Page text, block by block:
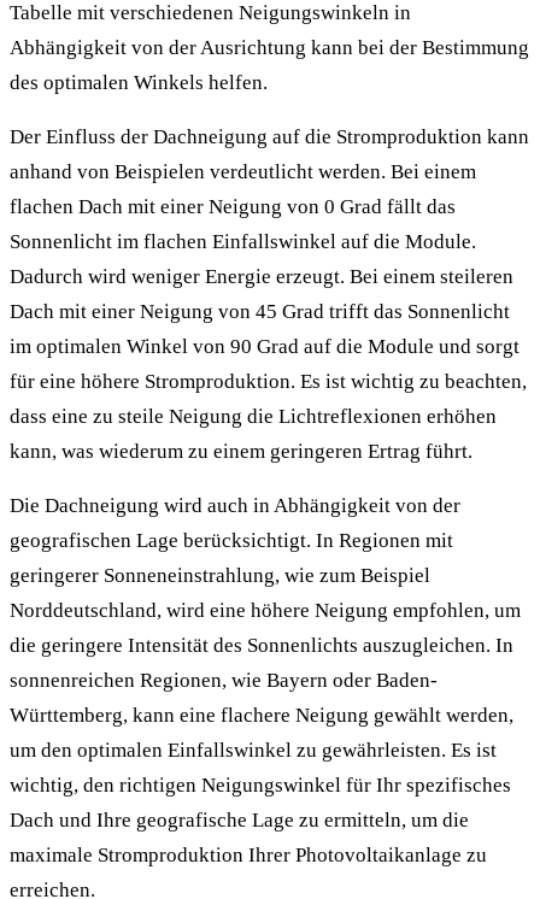
Tabelle mit verschiedenen Neigungswinkeln in
Abhängigkeit von der Ausrichtung kann bei der Bestimmung
des optimalen Winkels helfen.
Der Einfluss der Dachneigung auf die Stromproduktion kann
anhand von Beispielen verdeutlicht werden. Bei einem
flachen Dach mit einer Neigung von 0 Grad fällt das
Sonnenlicht im flachen Einfallswinkel auf die Module.
Dadurch wird weniger Energie erzeugt. Bei einem steileren
Dach mit einer Neigung von 45 Grad trifft das Sonnenlicht
im optimalen Winkel von 90 Grad auf die Module und sorgt
für eine höhere Stromproduktion. Es ist wichtig zu beachten,
dass eine zu steile Neigung die Lichtreflexionen erhöhen
kann, was wiederum zu einem geringeren Ertrag führt.
Die Dachneigung wird auch in Abhängigkeit von der
geografischen Lage berücksichtigt. In Regionen mit
geringerer Sonneneinstrahlung, wie zum Beispiel
Norddeutschland, wird eine höhere Neigung empfohlen, um
die geringere Intensität des Sonnenlichts auszugleichen. In
sonnenreichen Regionen, wie Bayern oder Baden-
Württemberg, kann eine flachere Neigung gewählt werden,
um den optimalen Einfallswinkel zu gewährleisten. Es ist
wichtig, den richtigen Neigungswinkel für Ihr spezifisches
Dach und Ihre geografische Lage zu ermitteln, um die
maximale Stromproduktion Ihrer Photovoltaikanlage zu
erreichen.